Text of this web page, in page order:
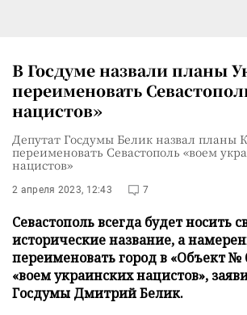
В Госдуме назвали планы
переименовать
нацистов»
Депутат Госдумы Белик назвал планы
переименовать Севастополь «воем
нацистов»
2 апреля 2023, 12:43 7
Севастополь всегда будет носить
исторические название, а
переименовать город в «Объект №
«воем украинских нацистов»,
Госдумы Дмитрий Белик.